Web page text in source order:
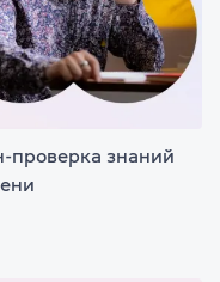
проверка знаний